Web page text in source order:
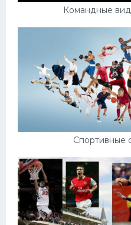
Командные
Спортивные